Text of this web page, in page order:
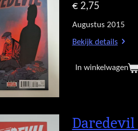
€ 2,75
Augustus 2015
Bekijk details
In winkelwagen
Daredevil